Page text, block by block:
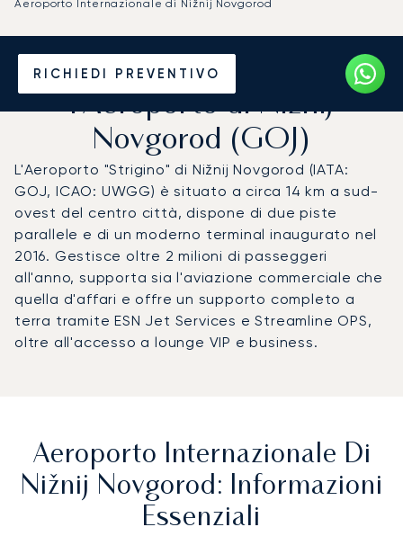
RICHIEDI PREVENTIVO
Aeroporto Internazionale di Nižnij Novgorod
Noleggio jet privato per
l'Aeroporto di Nižnij
Novgorod (GOJ)
L'Aeroporto "Strigino" di Nižnij Novgorod (IATA:
GOJ, ICAO: UWGG) è situato a circa 14 km a sud-
ovest del centro città, dispone di due piste
parallele e di un moderno terminal inaugurato nel
2016. Gestisce oltre 2 milioni di passeggeri
all'anno, supporta sia l'aviazione commerciale che
quella d'affari e offre un supporto completo a
terra tramite ESN Jet Services e Streamline OPS,
oltre all'accesso a lounge VIP e business.
Aeroporto Internazionale Di
Nižnij Novgorod: Informazioni
Essenziali